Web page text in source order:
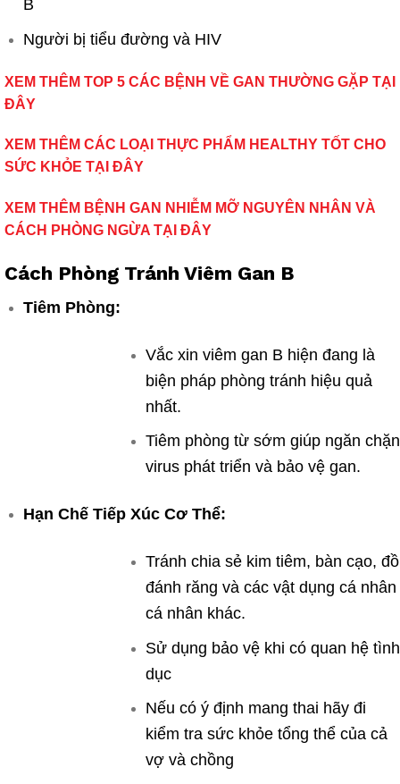
B
Người bị tiểu đường và HIV
XEM THÊM TOP 5 CÁC BỆNH VỀ GAN THƯỜNG GẶP TẠI
ĐÂY
XEM THÊM CÁC LOẠI THỰC PHẨM HEALTHY TỐT CHO
SỨC KHỎE TẠI ĐÂY
XEM THÊM BỆNH GAN NHIỄM MỠ NGUYÊN NHÂN VÀ
CÁCH PHÒNG NGỪA TẠI ĐÂY
Cách Phòng Tránh Viêm Gan B
Tiêm Phòng:
Vắc xin viêmgan B hiện đang là
biện pháp phòng tránh hiệu quả
nhất.
Tiêm phòng từ sớm giúp ngăn chặn
virus phát triển và bảo vệ gan.
Hạn Chế Tiếp Xúc Cơ Thể:
Tránh chia sẻ kim tiêm, bàn cạo, đồ
đánh răng và các vật dụng cá nhân
cá nhân khác.
Sử dụng bảo vệ khi có quan hệ tình
dục
Nếu có ý định mang thai hãy đi
kiểm tra sức khỏe tổng thể của cả
vợ và chồng